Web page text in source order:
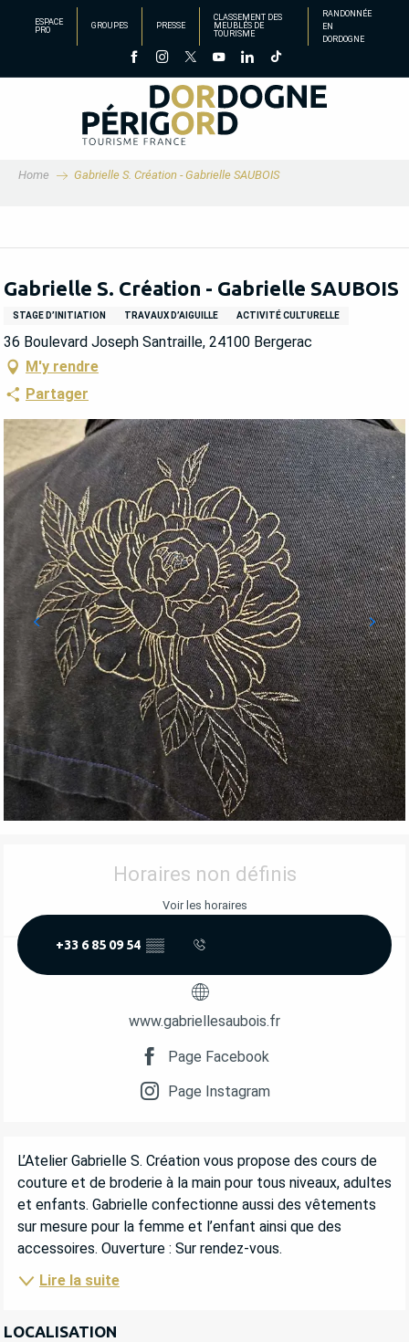
principal
ESPACE
PRO
GROUPES PRESSE
CLASSEMENT DES
MEUBLÉS DE
TOURISME
RANDONNÉE
EN
DORDOGNE
Home Gabrielle S. Création - Gabrielle SAUBOIS
Gabrielle S. Création - Gabrielle SAUBOIS
STAGE D’INITIATION TRAVAUX D’AIGUILLE ACTIVITÉ CULTURELLE
36 Boulevard Joseph Santraille, 24100 Bergerac
M'y rendre
Partager
OUVERTURE ET COORDONNÉES
Horaires non définis
Voir les horaires
+33 6 85 09 54 ▒▒
www.gabriellesaubois.fr
Page Facebook
Page Instagram
DESCRIPTION
L’Atelier Gabrielle S. Création vous propose des cours de
couture et de broderie à la main pour tous niveaux, adultes
et enfants. Gabrielle confectionne aussi des vêtements
sur mesure pour la femme et l’enfant ainsi que des
accessoires. Ouverture : Sur rendez-vous.
Lire la suite
LOCALISATION